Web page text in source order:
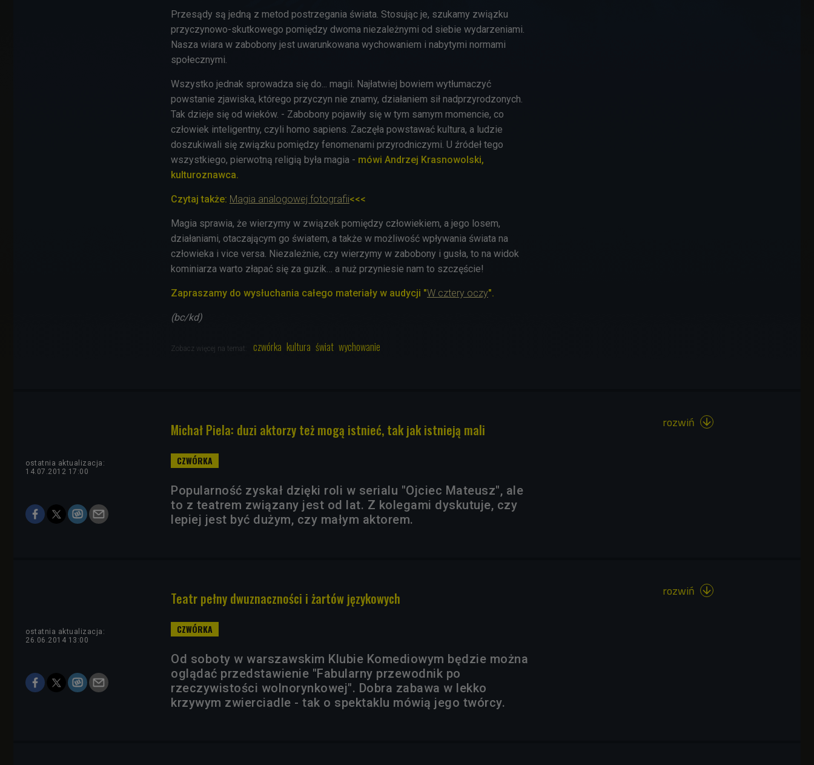
Przesądy są jedną z metod postrzegania świata. Stosując je, szukamy związku
przyczynowo-skutkowego pomiędzy dwoma niezależnymi od siebie wydarzeniami.
Nasza wiara w zabobony jest uwarunkowana wychowaniem i nabytymi normami
społecznymi.
Wszystko jednak sprowadza się do... magii. Najłatwiej bowiem wytłumaczyć
powstanie zjawiska, którego przyczyn nie znamy, działaniem sił nadprzyrodzonych.
Tak dzieje się od wieków. - Zabobony pojawiły się w tym samym momencie, co
człowiek inteligentny, czyli homo sapiens. Zaczęła powstawać kultura, a ludzie
doszukiwali się związku pomiędzy fenomenami przyrodniczymi. U źródeł tego
wszystkiego, pierwotną religią była magia - mówi Andrzej Krasnowolski,
kulturoznawca.
Czytaj także: Magia analogowej fotografii<<<
Magia sprawia, że wierzymy w związek pomiędzy człowiekiem, a jego losem,
działaniami, otaczającym go światem, a także w możliwość wpływania świata na
człowieka i vice versa. Niezależnie, czy wierzymy w zabobony i gusła, to na widok
kominiarza warto złapać się za guzik… a nuż przyniesie nam to szczęście!
Zapraszamy do wysłuchania całego materiały w audycji "W cztery oczy".
(bc/kd)
Zobacz więcej na temat: czwórka kultura świat wychowanie
Michał Piela: duzi aktorzy też mogą istnieć, tak jak istnieją mali
ostatnia aktualizacja:
14.07.2012 17:00
Popularność zyskał dzięki roli w serialu "Ojciec Mateusz", ale
to z teatrem związany jest od lat. Z kolegami dyskutuje, czy
lepiej jest być dużym, czy małym aktorem.
rozwiń 
Teatr pełny dwuznaczności i żartów językowych
ostatnia aktualizacja:
26.06.2014 13:00
Od soboty w warszawskim Klubie Komediowym będzie można
oglądać przedstawienie "Fabularny przewodnik po
rzeczywistości wolnorynkowej". Dobra zabawa w lekko
krzywym zwierciadle - tak o spektaklu mówią jego twórcy.
rozwiń 